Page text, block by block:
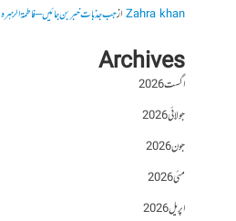
Zahra khanازجب جذبات خبر بن جائیں – فاطمۃالزہرہ
Archives
اگست 2026
جولائی 2026
جون 2026
مئی 2026
اپریل 2026